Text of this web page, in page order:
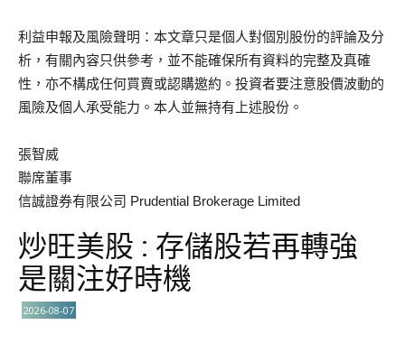
利益申報及風險聲明：本文章只是個人對個別股份的評論及分
析，有關內容只供參考，並不能確保所有資料的完整及真確
性，亦不構成任何買賣或認購邀約。投資者要注意股價波動的
風險及個人承受能力。本人並無持有上述股份。
張智威
聯席董事
信誠證券有限公司 Prudential Brokerage Limited
炒旺美股 : 存儲股若再轉強
是關注好時機
2026-08-07